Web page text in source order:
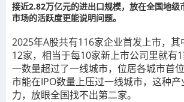
接近2.82万亿元的进出口规模，放在全国地级
市场的活跃度更能说明问题。
2025年A股共有116家企业首发上市，其
12家，相当于每10家新上市公司里就有
一数量超过了一线城市，位居各城市首
市能在IPO数量上压过一线城市，这种
力，放眼全国找不出第二家。